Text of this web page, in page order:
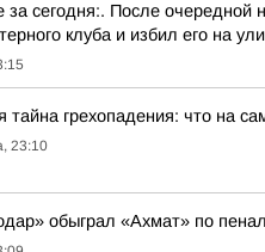
за сегодня:. После очередной
клуба и избил его на
тайна грехопадения: что на
23:10
обыграл «Ахмат» по